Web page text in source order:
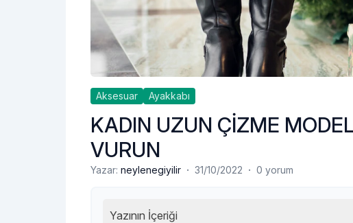
Aksesuar Ayakkabı
KADIN UZUN ÇİZME
VURUN
Yazar: neylenegiyilir · 31/10/2022 · 0 yorum
Yazının İçeriği